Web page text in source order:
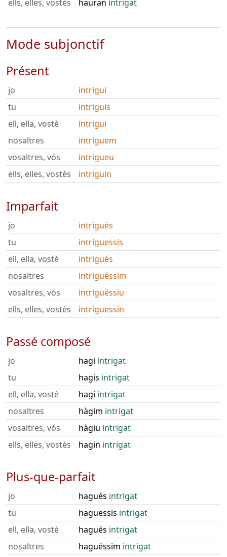
ells, elles, vostès hauran intrigat
Mode subjonctif
Présent
jo
intrigui
tu
intriguis
ell, ella, vostè
intrigui
nosaltres
intriguem
vosaltres, vós
intrigueu
ells, elles, vostès
intriguin
Imparfait
jo
intrigués
tu
intriguessis
ell, ella, vostè
intrigués
nosaltres
intriguéssim
vosaltres, vós
intriguéssiu
ells, elles, vostès
intriguessin
Passé composé
jo hagi intrigat
tu
hagis intrigat
ell, ella, vostè
hagi intrigat
nosaltres
hàgim intrigat
vosaltres, vós
hàgiu intrigat
ells, elles, vostès
hagin intrigat
Plus-que-parfait
jo hagués intrigat
tu
haguessis intrigat
ell, ella, vostè
hagués intrigat
nosaltres
haguéssim intrigat